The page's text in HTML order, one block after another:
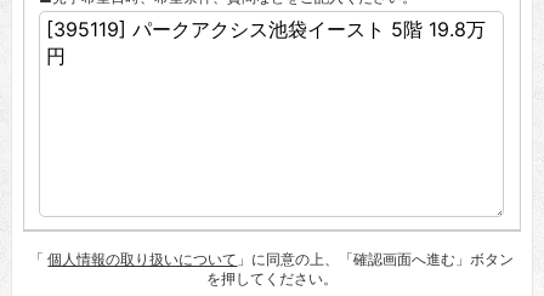
「個人情報の取り扱いについて 」に同意の上、「確認画面へ進む」ボタン
を押してください。